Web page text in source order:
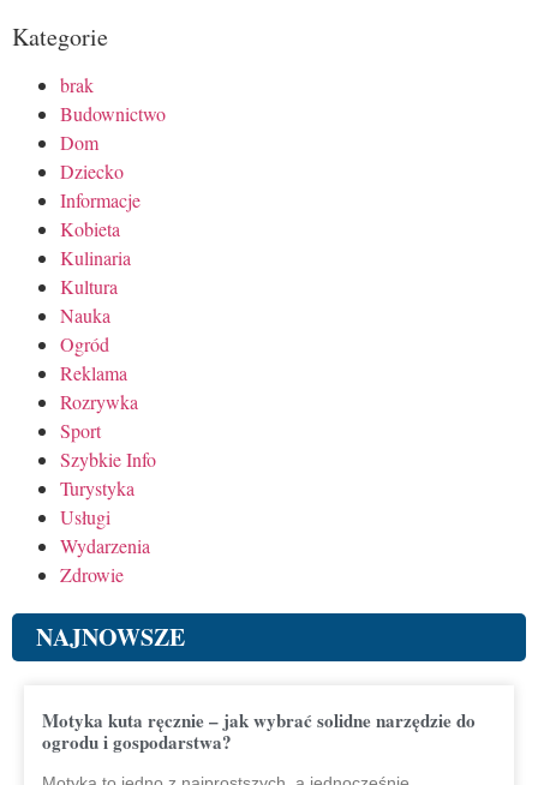
Kategorie
brak
Budownictwo
Dom
Dziecko
Informacje
Kobieta
Kulinaria
Kultura
Nauka
Ogród
Reklama
Rozrywka
Sport
Szybkie Info
Turystyka
Usługi
Wydarzenia
Zdrowie
NAJNOWSZE
Motyka kuta ręcznie – jak wybrać solidne narzędzie do
ogrodu i gospodarstwa?